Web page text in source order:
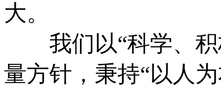
大。
我们以“科学、积
量方针，秉持“以人